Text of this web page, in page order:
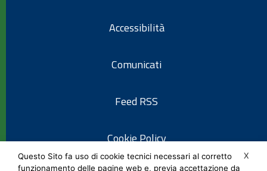
Accessibilità
Comunicati
Feed RSS
Cookie Policy
X
Questo Sito fa uso di cookie tecnici necessari al corretto
funzionamento delle pagine web e, previa accettazione da